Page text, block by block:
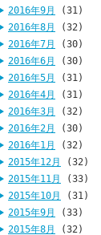
2016年9月
(31)
2016年8月
(32)
2016年7月
(30)
2016年6月
(30)
2016年5月
(31)
2016年4月
(31)
2016年3月
(32)
2016年2月
(30)
2016年1月
(32)
2015年12月
(32)
2015年11月
(33)
2015年10月
(31)
2015年9月
(33)
2015年8月
(32)